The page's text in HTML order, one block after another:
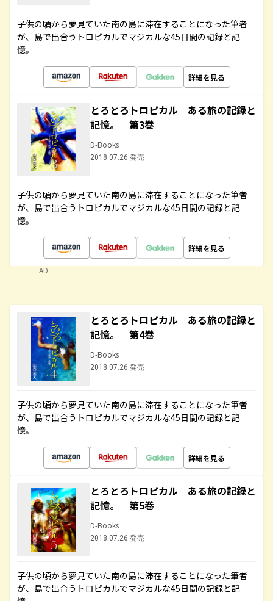
子供の頃から夢見ていた南の島に滞在することになった筆者
が、島で出合うトロピカルでマジカルな45日間の記録と記
憶。
詳細を見る
とろとろトロピカル ある旅の記録と
記憶。 第3巻
D-Books
2018.07.26 発売
子供の頃から夢見ていた南の島に滞在することになった筆者
が、島で出合うトロピカルでマジカルな45日間の記録と記
憶。
詳細を見る
AD
とろとろトロピカル ある旅の記録と
記憶。 第4巻
D-Books
2018.07.26 発売
子供の頃から夢見ていた南の島に滞在することになった筆者
が、島で出合うトロピカルでマジカルな45日間の記録と記
憶。
詳細を見る
とろとろトロピカル ある旅の記録と
記憶。 第5巻
D-Books
2018.07.26 発売
子供の頃から夢見ていた南の島に滞在することになった筆者
が、島で出合うトロピカルでマジカルな45日間の記録と記